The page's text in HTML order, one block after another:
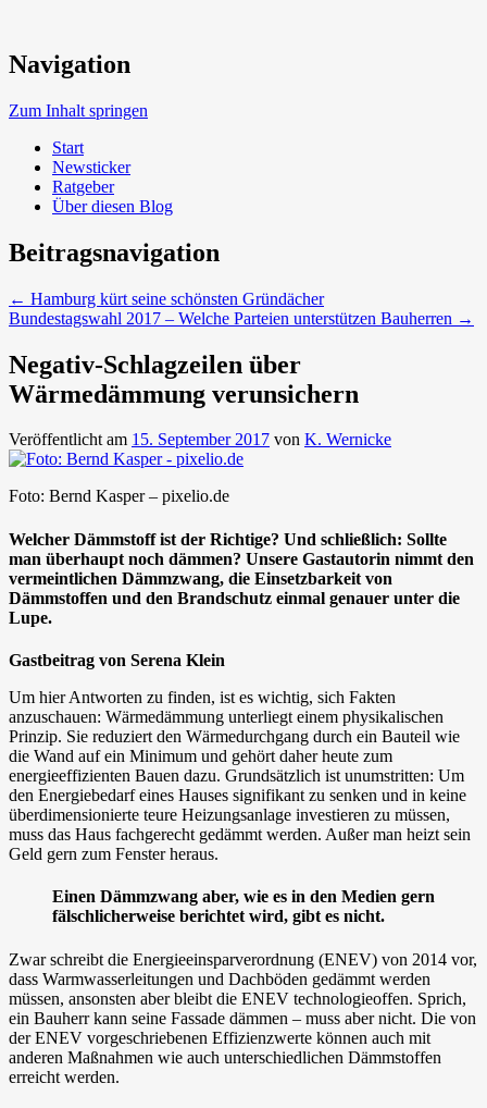
Umweltbewusst Bauen
Neue Trends beim Bauen der Zukunft
Navigation
Zum Inhalt springen
Start
Newsticker
Ratgeber
Über diesen Blog
Beitragsnavigation
← Hamburg kürt seine schönsten Gründächer
Bundestagswahl 2017 – Welche Parteien unterstützen Bauherren →
Negativ-Schlagzeilen über
Wärmedämmung verunsichern
Veröffentlicht am 15. September 2017 von K. Wernicke
Foto: Bernd Kasper – pixelio.de
Welcher Dämmstoff ist der Richtige? Und schließlich: Sollte
man überhaupt noch dämmen? Unsere Gastautorin nimmt den
vermeintlichen Dämmzwang, die Einsetzbarkeit von
Dämmstoffen und den Brandschutz einmal genauer unter die
Lupe.
Gastbeitrag von Serena Klein
Um hier Antworten zu finden, ist es wichtig, sich Fakten
anzuschauen: Wärmedämmung unterliegt einem physikalischen
Prinzip. Sie reduziert den Wärmedurchgang durch ein Bauteil wie
die Wand auf ein Minimum und gehört daher heute zum
energieeffizienten Bauen dazu. Grundsätzlich ist unumstritten: Um
den Energiebedarf eines Hauses signifikant zu senken und in keine
überdimensionierte teure Heizungsanlage investieren zu müssen,
muss das Haus fachgerecht gedämmt werden. Außer man heizt sein
Geld gern zum Fenster heraus.
Einen Dämmzwang aber, wie es in den Medien gern
fälschlicherweise berichtet wird, gibt es nicht.
Zwar schreibt die Energieeinsparverordnung (ENEV) von 2014 vor,
dass Warmwasserleitungen und Dachböden gedämmt werden
müssen, ansonsten aber bleibt die ENEV technologieoffen. Sprich,
ein Bauherr kann seine Fassade dämmen – muss aber nicht. Die von
der ENEV vorgeschriebenen Effizienzwerte können auch mit
anderen Maßnahmen wie auch unterschiedlichen Dämmstoffen
erreicht werden.